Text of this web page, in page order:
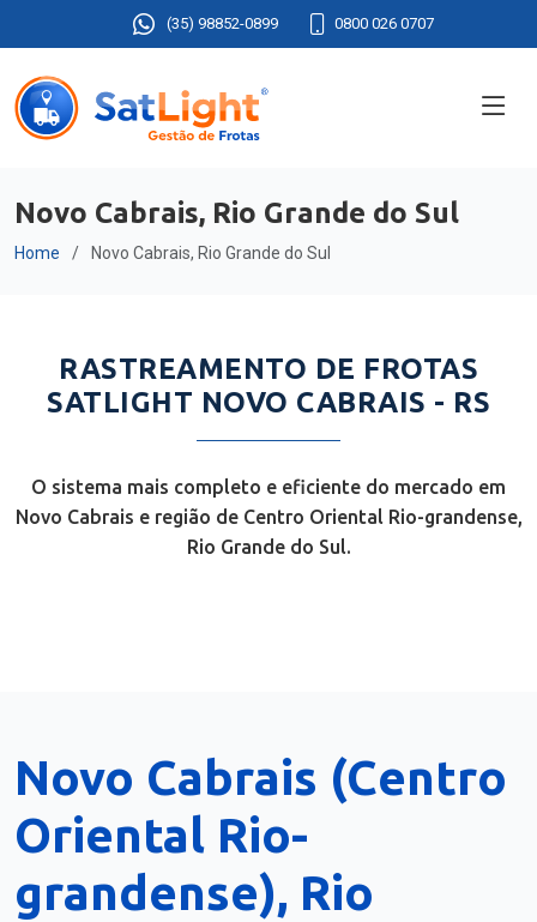
(35) 98852-0899 0800 026 0707
Novo Cabrais, Rio Grande do Sul
Home Novo Cabrais, Rio Grande do Sul
RASTREAMENTO DE FROTAS
SATLIGHT NOVO CABRAIS - RS
O sistema mais completo e eficiente do mercado em
Novo Cabrais e região de Centro Oriental Rio-grandense,
Rio Grande do Sul.
Novo Cabrais (Centro
Oriental Rio-
grandense), Rio